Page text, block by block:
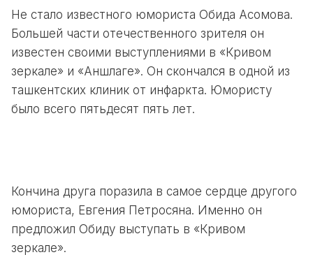
Не стало известного юмориста Обида Асомова.
Большей части отечественного зрителя он
известен своими выступлениями в «Кривом
зеркале» и «Аншлаге». Он скончался в одной из
ташкентских клиник от инфаркта. Юмористу
было всего пятьдесят пять лет.
Кончина друга поразила в самое сердце другого
юмориста, Евгения Петросяна. Именно он
предложил Обиду выступать в «Кривом
зеркале».